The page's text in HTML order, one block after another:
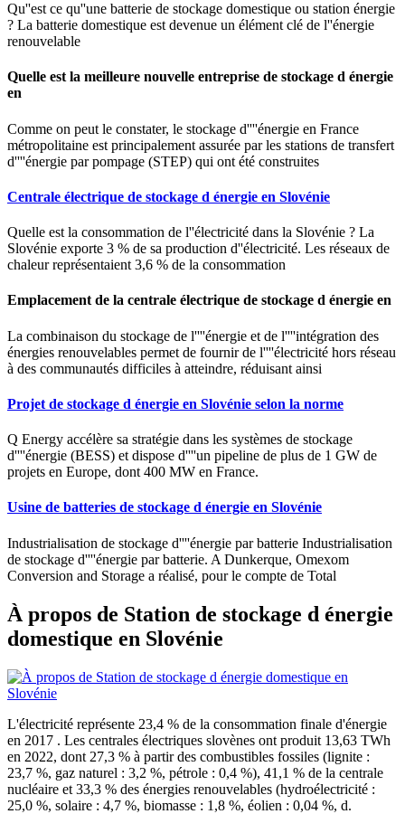
Qu''est ce qu''une batterie de stockage domestique ou station énergie
? La batterie domestique est devenue un élément clé de l''énergie
renouvelable
Quelle est la meilleure nouvelle entreprise de stockage d énergie
en
Comme on peut le constater, le stockage d''''énergie en France
métropolitaine est principalement assurée par les stations de transfert
d''''énergie par pompage (STEP) qui ont été construites
Centrale électrique de stockage d énergie en Slovénie
Quelle est la consommation de l''électricité dans la Slovénie ? La
Slovénie exporte 3 % de sa production d''électricité. Les réseaux de
chaleur représentaient 3,6 % de la consommation
Emplacement de la centrale électrique de stockage d énergie en
La combinaison du stockage de l''''énergie et de l''''intégration des
énergies renouvelables permet de fournir de l''''électricité hors réseau
à des communautés difficiles à atteindre, réduisant ainsi
Projet de stockage d énergie en Slovénie selon la norme
Q Energy accélère sa stratégie dans les systèmes de stockage
d''''énergie (BESS) et dispose d''''un pipeline de plus de 1 GW de
projets en Europe, dont 400 MW en France.
Usine de batteries de stockage d énergie en Slovénie
Industrialisation de stockage d''''énergie par batterie Industrialisation
de stockage d''''énergie par batterie. A Dunkerque, Omexom
Conversion and Storage a réalisé, pour le compte de Total
À propos de Station de stockage d énergie
domestique en Slovénie
L'électricité représente 23,4 % de la consommation finale d'énergie
en 2017 . Les centrales électriques slovènes ont produit 13,63 TWh
en 2022, dont 27,3 % à partir des combustibles fossiles (lignite :
23,7 %, gaz naturel : 3,2 %, pétrole : 0,4 %), 41,1 % de la centrale
nucléaire et 33,3 % des énergies renouvelables (hydroélectricité :
25,0 %, solaire : 4,7 %, biomasse : 1,8 %, éolien : 0,04 %, d.